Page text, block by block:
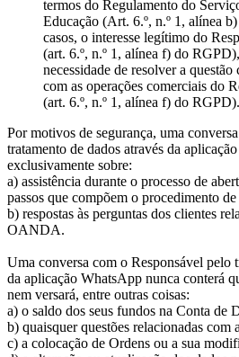
termos do Regulamento do
Educação (Art. 6.º, n.º 1, alínea
casos, o interesse legítimo do
(art. 6.º, n.º 1, alínea f) do
necessidade de resolver a
com as operações comerciais do
(art. 6.º, n.º 1, alínea f) do RGPD).
Por motivos de segurança, uma
tratamento de dados através da
exclusivamente sobre:
a) assistência durante o processo de
passos que compõem o procedimento
b) respostas às perguntas dos clientes
OANDA.
Uma conversa com o Responsável pelo
da aplicação WhatsApp nunca conterá
nem versará, entre outras coisas:
a) o saldo dos seus fundos na Conta de
b) quaisquer questões relacionadas com
c) a colocação de Ordens ou a sua